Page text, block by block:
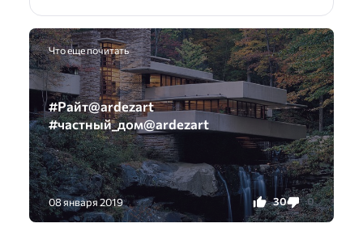
Что еще почитать
#Райт@ardezart
#частный_дом@ardezart
08 января 2019 30 0